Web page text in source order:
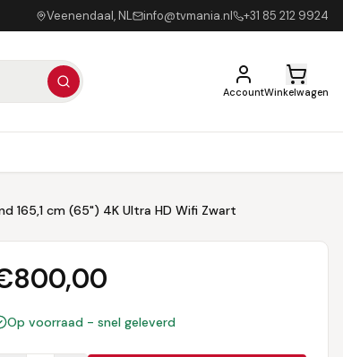
Veenendaal, NL info@tvmania.nl +31 85 212 9924
AccountWinkelwagen
165,1 cm (65") 4K Ultra HD Wifi Zwart
800,00
Op voorraad - snel geleverd